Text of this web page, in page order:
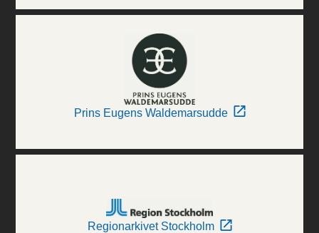
Prins Eugens Waldemarsudde
Regionarkivet Stockholm